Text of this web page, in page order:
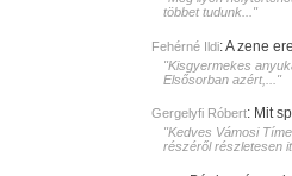
többet tudunk..."
Fehérné Ildi:A zene
"Kisgyermekes
Elsősorban azért,..."
Gergelyfi Róbert: Mit
"Kedves Vámosi
részéről részletesen